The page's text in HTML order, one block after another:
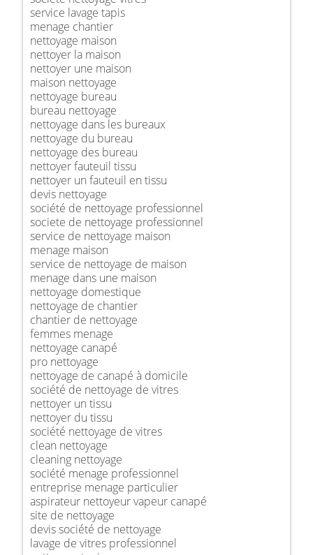
service lavage tapis
menage chantier
nettoyage maison
nettoyer la maison
nettoyer une maison
maison nettoyage
nettoyage bureau
bureau nettoyage
nettoyage dans les bureaux
nettoyage du bureau
nettoyage des bureau
nettoyer fauteuil tissu
nettoyer un fauteuil en tissu
devis nettoyage
société de nettoyage professionnel
societe de nettoyage professionnel
service de nettoyage maison
menage maison
service de nettoyage de maison
menage dans une maison
nettoyage domestique
nettoyage de chantier
chantier de nettoyage
femmes menage
nettoyage canapé
pro nettoyage
nettoyage de canapé à domicile
société de nettoyage de vitres
nettoyer un tissu
nettoyer du tissu
société nettoyage de vitres
clean nettoyage
cleaning nettoyage
société menage professionnel
entreprise menage particulier
aspirateur nettoyeur vapeur canapé
site de nettoyage
devis société de nettoyage
lavage de vitres professionnel